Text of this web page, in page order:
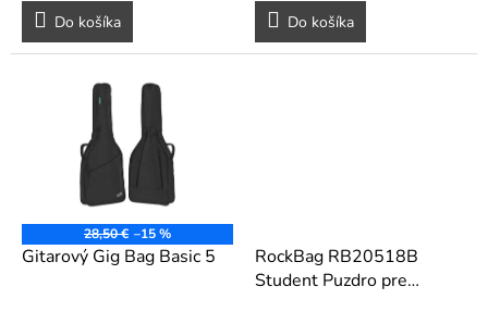
Do košíka
Do košíka
28,50 € –15 %
Gitarový Gig Bag Basic 5
RockBag RB20518B
Student Puzdro pre